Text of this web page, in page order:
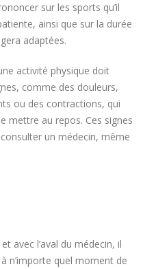
sur les sports qu’il
ainsi que sur la durée
adaptées.
activité physique doit
comme des douleurs,
ou des contractions, qui
mettre au repos. Ces signes
un médecin, même
avec l’aval du médecin, il
n’importe quel moment de